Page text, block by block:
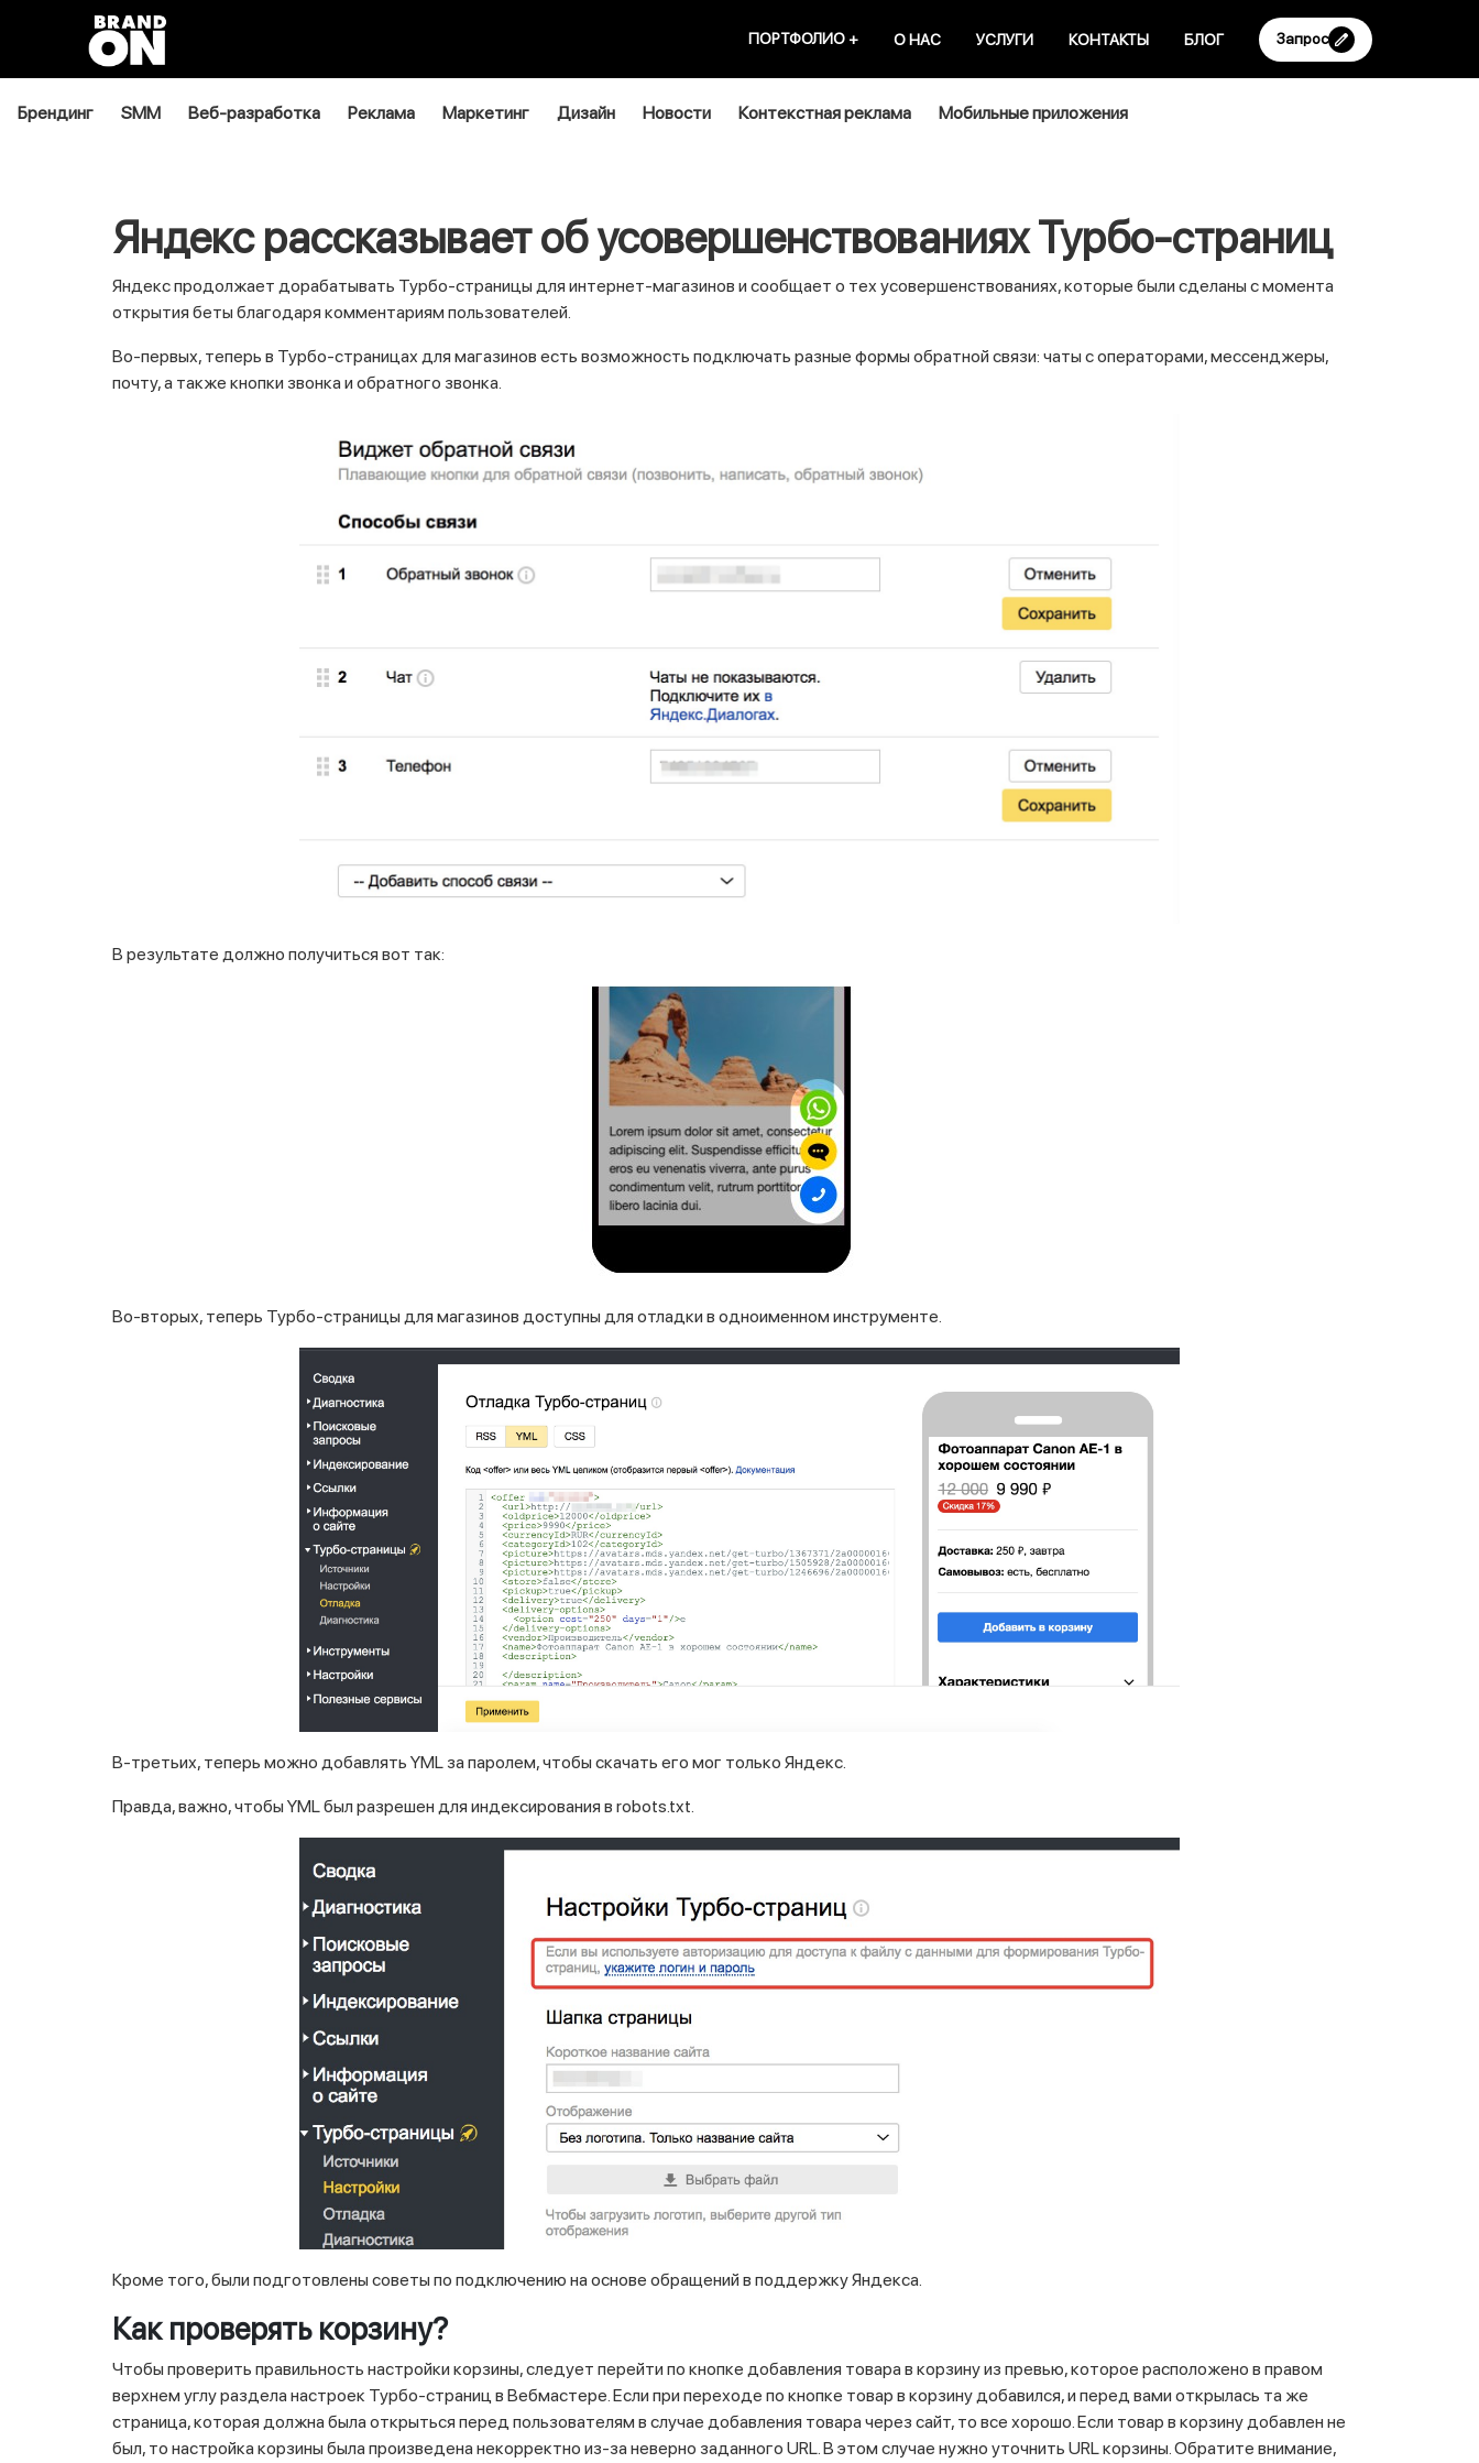
ПОРТФОЛИО + О НАС УСЛУГИ КОНТАКТЫ БЛОГ Запрос
Брендинг SMM Веб-разработка Реклама Маркетинг Дизайн Новости Контекстная реклама Мобильные приложения
Яндекс рассказывает об усовершенствованиях Турбо-страниц
Яндекс продолжает дорабатывать Турбо-страницы для интернет-магазинов и сообщает о тех усовершенствованиях, которые были сделаны с момента
открытия беты благодаря комментариям пользователей.
Во-первых, теперь в Турбо-страницах для магазинов есть возможность подключать разные формы обратной связи: чаты с операторами, мессенджеры,
почту, а также кнопки звонка и обратного звонка.
В результате должно получиться вот так:
Во-вторых, теперь Турбо-страницы для магазинов доступны для отладки в одноименном инструменте.
В-третьих, теперь можно добавлять YML за паролем, чтобы скачать его мог только Яндекс.
Правда, важно, чтобы YML был разрешен для индексирования в robots.txt.
Кроме того, были подготовлены советы по подключению на основе обращений в поддержку Яндекса.
Как проверять корзину?
Чтобы проверить правильность настройки корзины, следует перейти по кнопке добавления товара в корзину из превью, которое расположено в правом
верхнем углу раздела настроек Турбо-страниц в Вебмастере. Если при переходе по кнопке товар в корзину добавился, и перед вами открылась та же
страница, которая должна была открыться перед пользователям в случае добавления товара через сайт, то все хорошо. Если товар в корзину добавлен не
был, то настройка корзины была произведена некорректно из-за неверно заданного URL. В этом случае нужно уточнить URL корзины. Обратите внимание,